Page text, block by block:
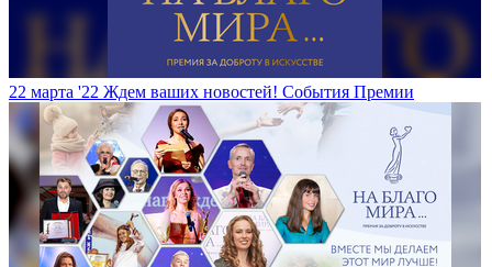
22 марта '22 Ждем ваших новостей! События Премии